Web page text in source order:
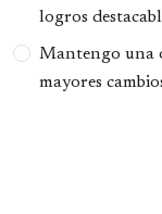
logros
Mantengo una
mayores